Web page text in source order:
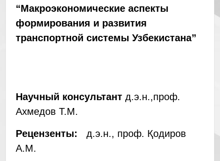
“Макроэкономические аспекты
формирования и развития
транспортной системы Узбекистана”
Научный консультантд.э.н.,проф.
Ахмедов Т.М.
Рецензенты: д.э.н., проф. Қодиров
А.М.